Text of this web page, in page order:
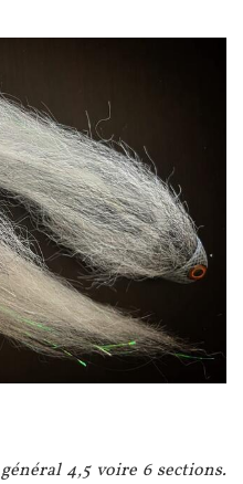
4,5 voire 6 sections.